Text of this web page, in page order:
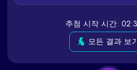
추첨 시작 시간:
모든 결과 보